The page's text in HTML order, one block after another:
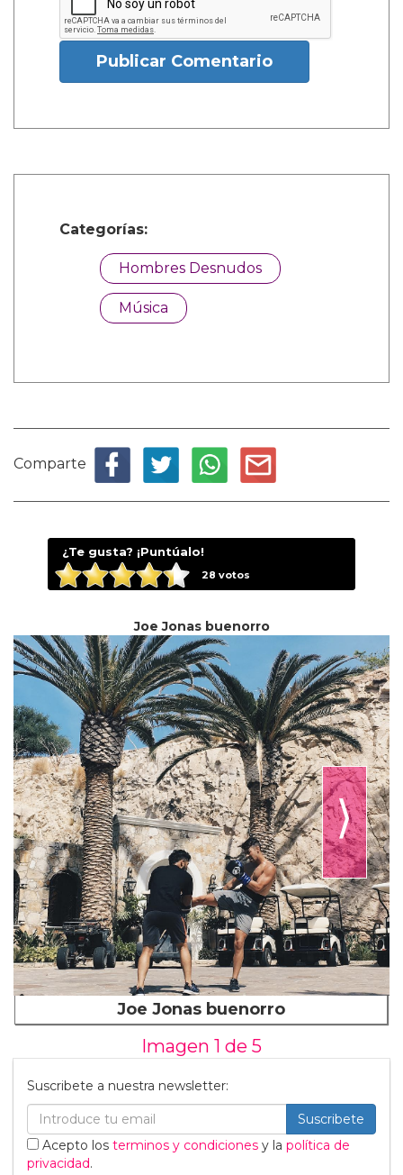
Publicar Comentario
Categorías:
Hombres Desnudos
Música
Comparte
¿Te gusta? ¡Puntúalo!
28 votos
Joe Jonas buenorro
⟩
Joe Jonas buenorro
Imagen 1 de 5
Suscribete a nuestra newsletter:
Suscribete
Acepto los terminos y condiciones y la política de
privacidad.